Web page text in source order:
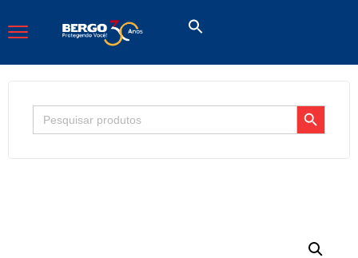
Search
for:
Search Button